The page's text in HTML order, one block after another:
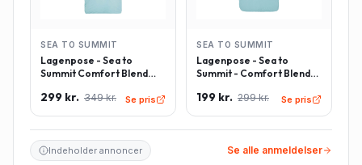
SEA TO SUMMIT
Lagenpose - Sea to
Summit Comfort Blend
pudeindlæg -
299 kr. 349 kr. Se pris
SEA TO SUMMIT
Lagenpose - Sea to
Summit - Comfort Blend
Rektangulær - Lyseblå
199 kr. 299 kr. Se pris
Indeholder annoncer Se alle anmeldelser